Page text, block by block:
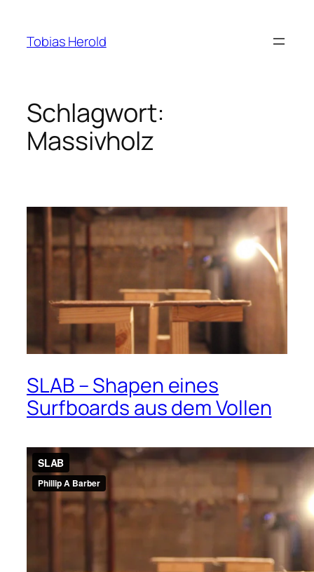
springen
Tobias Herold
Schlagwort:
Massivholz
SLAB – Shapen eines
Surfboards aus dem Vollen